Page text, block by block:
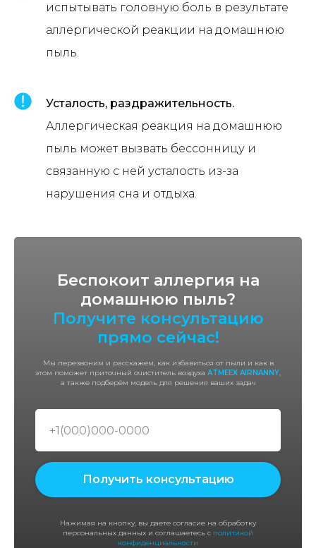
испытывать головную боль в результате
аллергической реакции на домашнюю
пыль.
Усталость, раздражительность.
Аллергическая реакция на домашнюю
пыль может вызвать бессонницу и
связанную с ней усталость из-за
нарушения сна и отдыха.
Беспокоит аллергия на
домашнюю пыль?
Получите консультацию
прямо сейчас!
Мы перезвоним и расскажем, как избавиться от пыли и как в
этом поможет приточный очиститель воздуха ATMEEX AIRNANNY,
а также подберём модель для решения ваших задач
Получить консультацию
Нажимая на кнопку, вы даете согласие на обработку
персональных данных и соглашаетесь с политикой
конфиденциальности